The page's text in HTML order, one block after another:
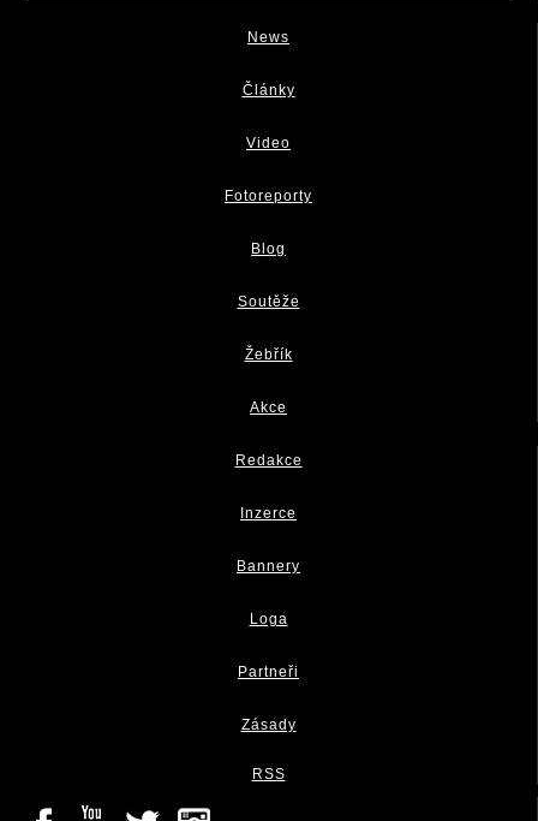
News
Články
Video
Fotoreporty
Blog
Soutěže
Žebřík
Akce
Redakce
Inzerce
Bannery
Loga
Partneři
Zásady
RSS